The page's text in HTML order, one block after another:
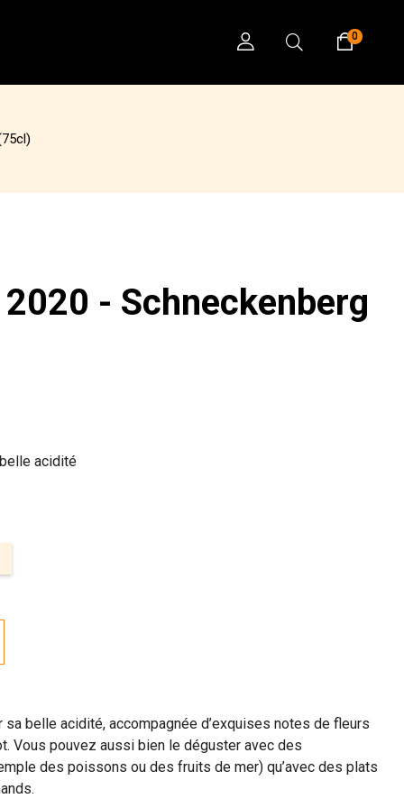
0
- Schneckenberg
acidité
sa belle acidité, accompagnée d’exquises notes de fleurs
Vous pouvez aussi bien le déguster avec des
des poissons ou des fruits de mer) qu’avec des plats